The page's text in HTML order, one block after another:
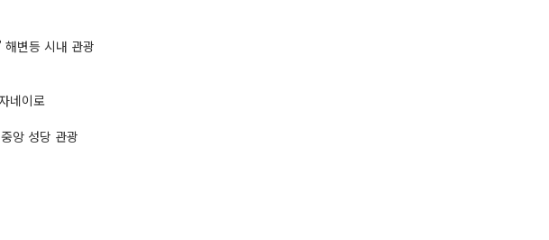
변등 시내 관광
네이로
앙 성당 관광